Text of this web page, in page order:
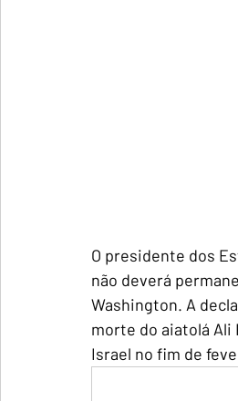
O presidente dos
não deverá
Washington. A
morte do aiatolá Ali
Israel no fim de